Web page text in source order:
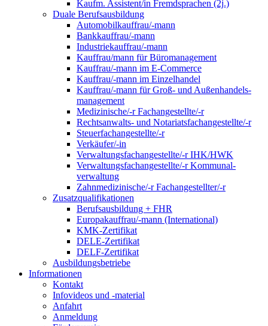
Kaufm. Assistent/in Fremdsprachen (2j.)
Duale Berufsausbildung
Automobilkauffrau/-mann
Bankkauffrau/-mann
Industriekauffrau/-mann
Kauffrau/mann für Büromanagement
Kauffrau/-mann im E-Commerce
Kauffrau/-mann im Einzelhandel
Kauffrau/-mann für Groß- und Außen­handels­
manage­ment
Medizinische/-r Fachangestellte/-r
Rechtsanwalts- und Notariatsfachangestellte/-r
Steuerfachangestellte/-r
Verkäufer/-in
Verwaltungs­fach­angestellte/-r IHK/HWK
Verwaltungsfach­angestellte/-r Kommunal­
verwaltung
Zahnmedizinische/-r Fachangestellter/-r
Zusatzqualifikationen
Berufsausbildung + FHR
Europakauffrau/-mann (International)
KMK-Zertifikat
DELE-Zertifikat
DELF-Zertifikat
Ausbildungsbetriebe
Informationen
Kontakt
Infovideos und -material
Anfahrt
Anmeldung